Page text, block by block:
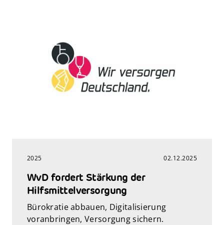
2025 02.12.2025
WvD fordert Stärkung der
Hilfsmittelversorgung
Bürokratie abbauen, Digitalisierung
voranbringen, Versorgung sichern.